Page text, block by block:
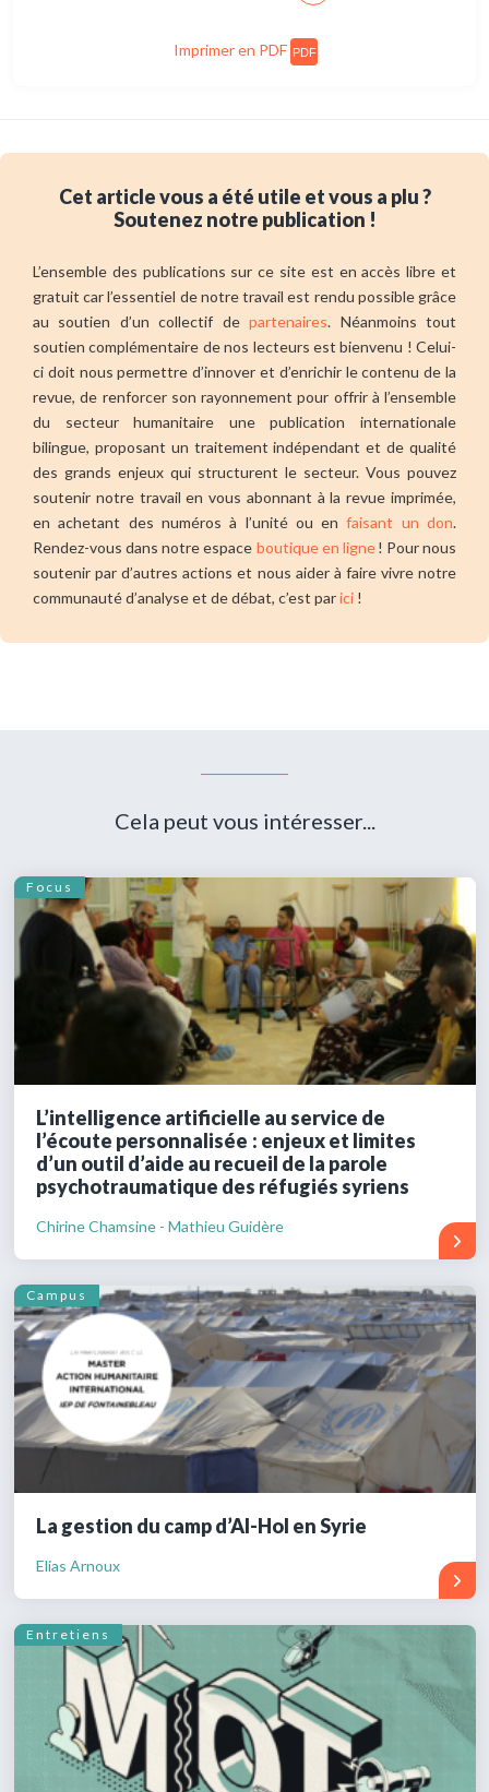
Imprimer en PDF PDF
Cet article vous a été utile et vous a plu ?
Soutenez notre publication !
L’ensemble des publications sur ce site est en accès libre et
gratuit car l’essentiel de notre travail est rendu possible grâce
au soutien d’un collectif departenaires. Néanmoins tout
soutien complémentaire de nos lecteurs est bienvenu ! Celui-
ci doit nous permettre d’innover et d’enrichir le contenu de la
revue, de renforcer son rayonnement pour offrir à l’ensemble
du secteur humanitaire une publication internationale
bilingue, proposant un traitement indépendant et de qualité
des grands enjeux qui structurent le secteur. Vous pouvez
soutenir notre travail en vous abonnant à la revue imprimée,
en achetant des numéros à l’unité ou enfaisant un don.
Rendez-vous dans notre espace boutique en ligne! Pour nous
soutenir par d’autres actions et nous aider à faire vivre notre
communauté d’analyse et de débat, c’est parici !
Cela peut vous intéresser...
Focus
L’intelligence artificielle au service de
l’écoute personnalisée : enjeux et limites
d’un outil d’aide au recueil de la parole
psychotraumatique des réfugiés syriens
Chirine Chamsine - Mathieu Guidère
Campus
La gestion du camp d’Al-Hol en Syrie
Elias Arnoux
Entretiens